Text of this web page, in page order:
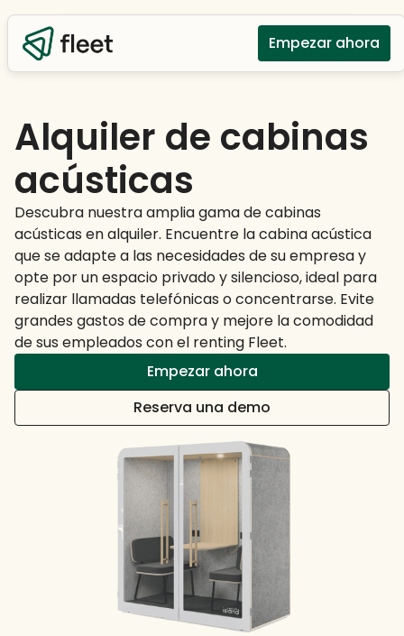
Empezar ahora
Alquiler de cabinas
acústicas
Descubra nuestra amplia gama de cabinas
acústicas en alquiler. Encuentre la cabina acústica
que se adapte a las necesidades de su empresa y
opte por un espacio privado y silencioso, ideal para
realizar llamadas telefónicas o concentrarse. Evite
grandes gastos de compra y mejore la comodidad
de sus empleados con el renting Fleet.
Empezar ahora
Reserva una demo